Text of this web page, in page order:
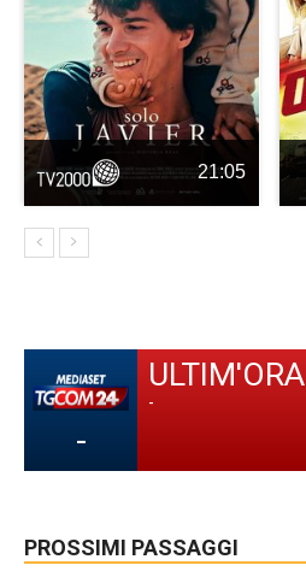
21:05
-
ULTIM'ORA
-
PROSSIMI PASSAGGI